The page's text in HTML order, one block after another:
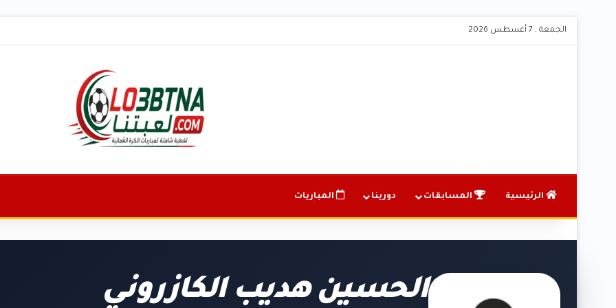
الجمعة , 7 أغسطس 2026
الرئيسية المسابقات دورينا المباريات
الحسين هديب الكازروني